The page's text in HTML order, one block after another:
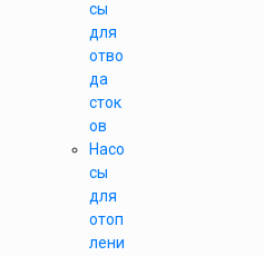
сы
для
отво
да
сток
ов
Насо
сы
для
отоп
лени